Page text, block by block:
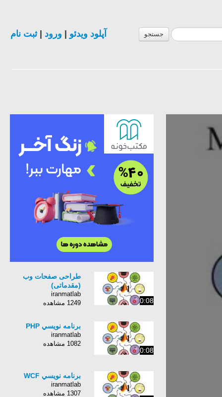
جستجو آپلود ویدئو ورود |ثبت نام
0:08
طراحی صفحات وب
(مقدماتی)
iranmatlab
1249 مشاهده
0:08
برنامه نويسي PHP
iranmatlab
1082 مشاهده
برنامه نويسي WCF
iranmatlab
1307 مشاهده